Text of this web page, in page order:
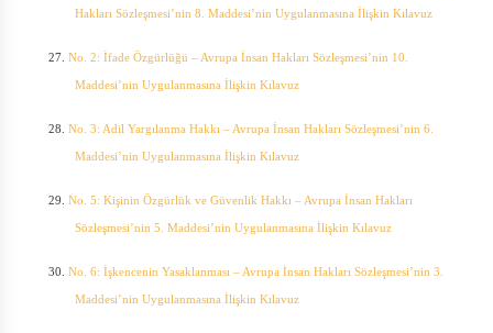
Hakları Sözleşmesi’nin 8. Maddesi’nin Uygulanmasına İlişkin Kılavuz
27. No. 2: İfade Özgürlüğü – Avrupa İnsan Hakları Sözleşmesi’nin 10.
Maddesi’nin Uygulanmasına İlişkin Kılavuz
28. No. 3: Adil Yargılanma Hakkı – Avrupa İnsan Hakları Sözleşmesi’nin 6.
Maddesi’nin Uygulanmasına İlişkin Kılavuz
29. No. 5: Kişinin Özgürlük ve Güvenlik Hakkı – Avrupa İnsan Hakları
Sözleşmesi’nin 5. Maddesi’nin Uygulanmasına İlişkin Kılavuz
30. No. 6: İşkencenin Yasaklanması – Avrupa İnsan Hakları Sözleşmesi’nin 3.
Maddesi’nin Uygulanmasına İlişkin Kılavuz